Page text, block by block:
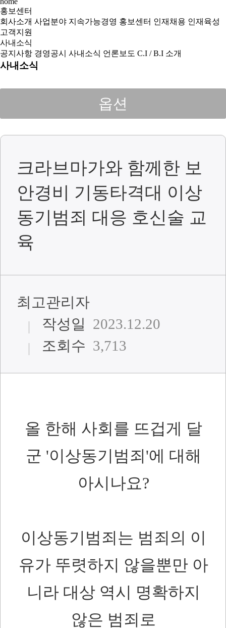
홍보센터
회사소개 사업분야 지속가능경영 홍보센터 인재채용 인재육성
고객지원
사내소식
공지사항 경영공시 사내소식 언론보도 C.I / B.I 소개
사내소식
옵션
크라브마가와 함께한 보
안경비 기동타격대 이상
동기범죄 대응 호신술 교
육
최고관리자
작성일 2023.12.20
조회수 3,713
올 한해 사회를 뜨겁게 달
군 '이상동기범죄'에 대해
아시나요?
이상동기범죄는 범죄의 이
유가 뚜렷하지 않을뿐만 아
니라 대상 역시 명확하지
않은 범죄로